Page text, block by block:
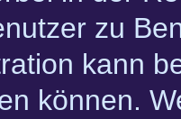
zu
kann
können.